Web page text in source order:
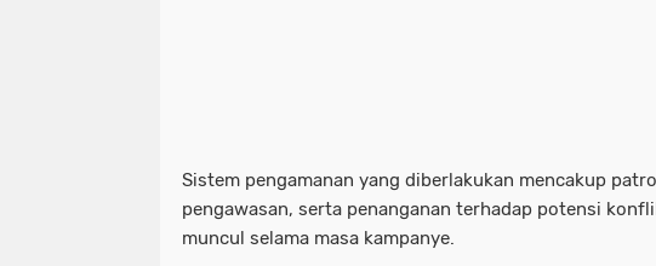
Sistem pengamanan yang diberlakukan mencakup
pengawasan, serta penanganan terhadap potensi
muncul selama masa kampanye.